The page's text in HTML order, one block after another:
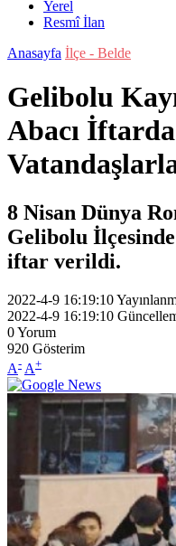
Yerel
Resmî İlan
Anasayfa İlçe - Belde
Gelibolu
Abacı
8 Nisan Dünya
Gelibolu
iftar verildi.
2022-4-9 16:19:10
2022-4-9 16:19:10
0Yorum
920 Gösterim
A- A+